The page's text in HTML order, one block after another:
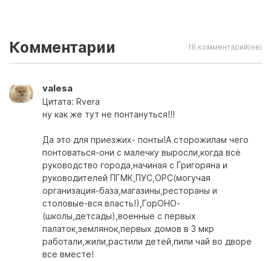
Комментарии 18 комментарий(ев)
valesa
Цитата: Rvera
ну как же тут не понтануться!!!
Да это для приезжих- понты!А сторожилам чего
понтоваться-они с малечку выросли,когда всё
руководство города,начиная с Григоряна и
руководителей ПГМК,ПУС,ОРС(могучая
организация-база,магазины,рестораны и
столовые-вся власть!),ГорОНО-
(школы,детсады),военные с первых
палаток,землянок,первых домов в 3 мкр
работали,жили,растили детей,пили чай во дворе
все вместе!